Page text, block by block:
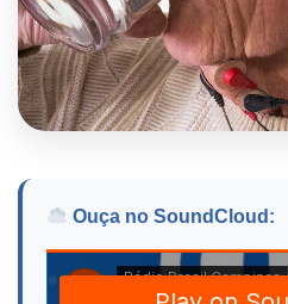
Ouça no SoundCloud: